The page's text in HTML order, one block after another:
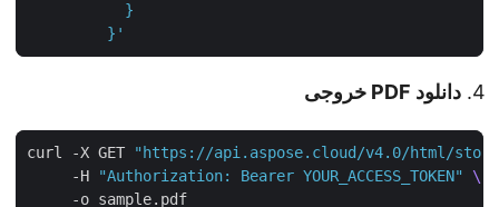
         }'
دانلود PDF خروجی
curl -X GET "https://api.aspose.cloud/v4.0/html/
     -H
"Authorization: Bearer YOUR_ACCESS_TOKEN"